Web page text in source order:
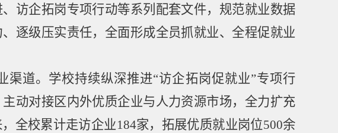
访企拓岗专项行动等系列配套文件，规范就业数据
逐级压实责任，全面形成全员抓就业、全程促就业
渠道。 学校持续纵深推进“访企拓岗促就业”专项行
动对接区内外优质企业与人力资源市场，全力扩充
全校累计走访企业184家，拓展优质就业岗位500余